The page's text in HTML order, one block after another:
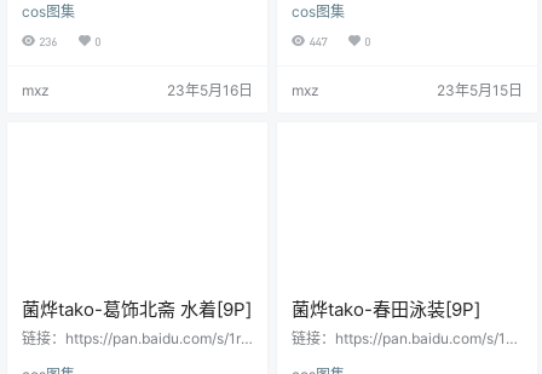
nx 会员用户直接提取：
cos图集
236 0
mxz 23年5月16日
kn4s 会员用户直接提取：
cos图集
447 0
mxz 23年5月15日
菌烨tako-葛饰北斋 水着[9P]
链接：https://pan.baidu.com/s/1rq
菌烨tako-春田泳装[9P]
链接：https://pan.baidu.com/s/1vr